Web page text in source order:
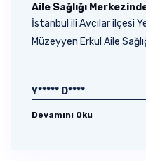
Aile Sağlığı
İstanbul ili Avcılar ilçesi
Müzeyyen Erkul Aile
Y***** D****
Devamını Oku